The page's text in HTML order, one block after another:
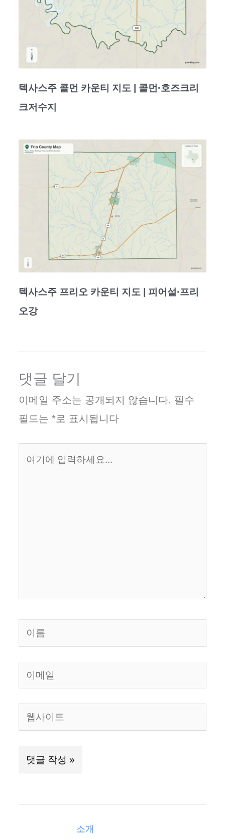
텍사스주 콜먼 카운티 지도 | 콜먼·호즈크리
크저수지
텍사스주 프리오 카운티 지도 | 피어설·프리
오강
댓글 달기
이메일 주소는 공개되지 않습니다. 필수
필드는 *로 표시됩니다
이
름
이
메
일
웹
사
트
소개